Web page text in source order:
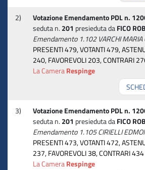
2) Votazione Emendamento PDL n.
seduta n. 201 presieduta daFICO
Emendamento 1.102 VARCHI MARIA
PRESENTI 479, VOTANTI 479,
240, FAVOREVOLI 203, CONTRARI
La CameraRespinge
3) Votazione Emendamento PDL n.
seduta n. 201 presieduta daFICO
Emendamento 1.105 CIRIELLI
PRESENTI 473, VOTANTI 472,
237, FAVOREVOLI 38, CONTRARI 434
La CameraRespinge